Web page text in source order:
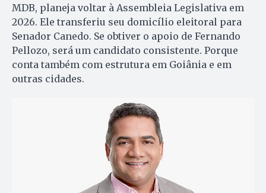
MDB, planeja voltar à Assembleia Legislativa em
2026. Ele transferiu seu domicílio eleitoral para
Senador Canedo. Se obtiver o apoio de Fernando
Pellozo, será um candidato consistente. Porque
conta também com estrutura em Goiânia e em
outras cidades.